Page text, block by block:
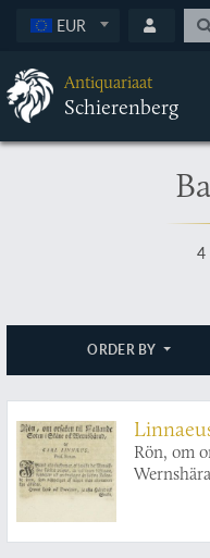
EUR
Antiquariaat
Schierenberg
4
ORDER BY
Rön, om